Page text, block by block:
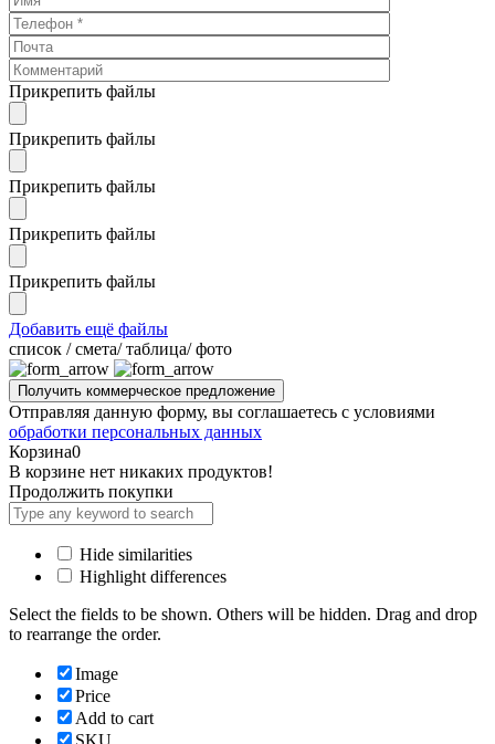
Прикрепить файлы
Прикрепить файлы
Прикрепить файлы
Прикрепить файлы
Прикрепить файлы
Добавить ещё файлы
cписок / смета/ таблица/ фото
Отправляя данную форму, вы соглашаетесь с условиями
обработки персональных данных
Корзина0
В корзине нет никаких продуктов!
Продолжить покупки
Hide similarities
Highlight differences
Select the fields to be shown. Others will be hidden. Drag and drop
to rearrange the order.
Image
Price
Add to cart
SKU